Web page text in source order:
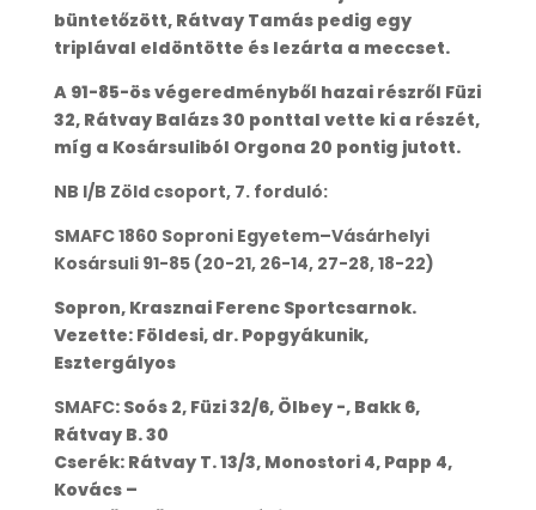
büntetőzött, Rátvay Tamás pedig egy
triplával eldöntötte és lezárta a meccset.
A 91-85-ös végeredményből hazai részről Füzi
32, Rátvay Balázs 30 ponttal vette ki a részét,
míg a Kosársuliból Orgona 20 pontig jutott.
NB I/B Zöld csoport, 7. forduló:
SMAFC 1860 Soproni Egyetem–Vásárhelyi
Kosársuli 91-85 (20-21, 26-14, 27-28, 18-22)
Sopron, Krasznai Ferenc Sportcsarnok.
Vezette: Földesi, dr. Popgyákunik,
Esztergályos
SMAFC: Soós 2, Füzi 32/6, Ölbey -, Bakk 6,
Rátvay B. 30
Cserék: Rátvay T. 13/3, Monostori 4, Papp 4,
Kovács –